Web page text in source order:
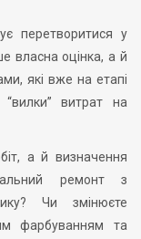
перетворитися у
власна оцінка, а й
які вже на етапі
“вилки” витрат на
а й визначення
ремонт з
Чи змінюєте
фарбуванням та